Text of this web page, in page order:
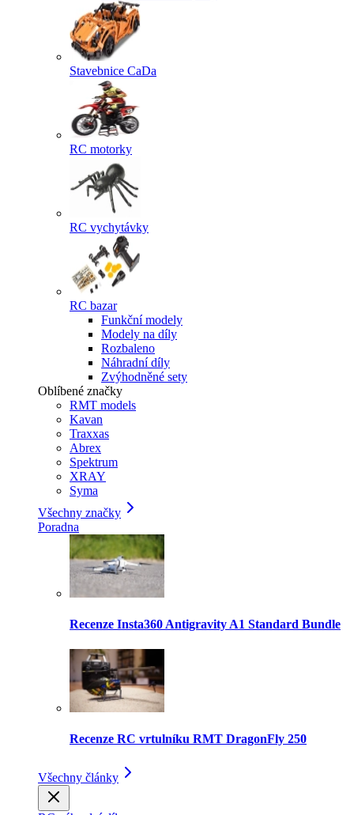
Stavebnice CaDa
RC motorky
RC vychytávky
RC bazar
Funkční modely
Modely na díly
Rozbaleno
Náhradní díly
Zvýhodněné sety
Oblíbené značky
RMT models
Kavan
Traxxas
Abrex
Spektrum
XRAY
Syma
Všechny značky
Poradna
Recenze Insta360 Antigravity A1 Standard Bundle
Recenze RC vrtulníku RMT DragonFly 250
Všechny články